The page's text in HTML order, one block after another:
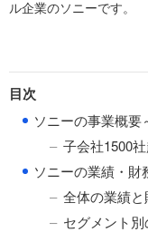
ル企業のソニーです。
目次
● ソニーの事業概
子会社1500
● ソニーの業績・
全体の業績と
セグメント